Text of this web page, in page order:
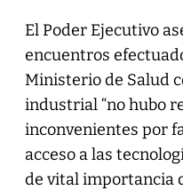
El Poder Ejecutivo
encuentros
Ministerio de Salud
industrial “no hubo
inconvenientes por
acceso a las
de vital importancia